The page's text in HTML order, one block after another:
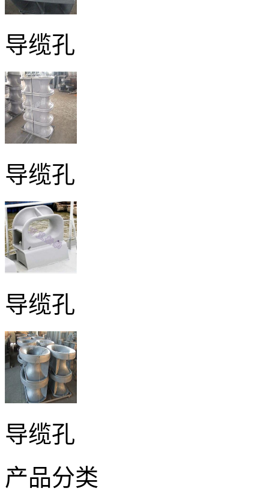
导缆孔
导缆孔
导缆孔
导缆孔
产品分类